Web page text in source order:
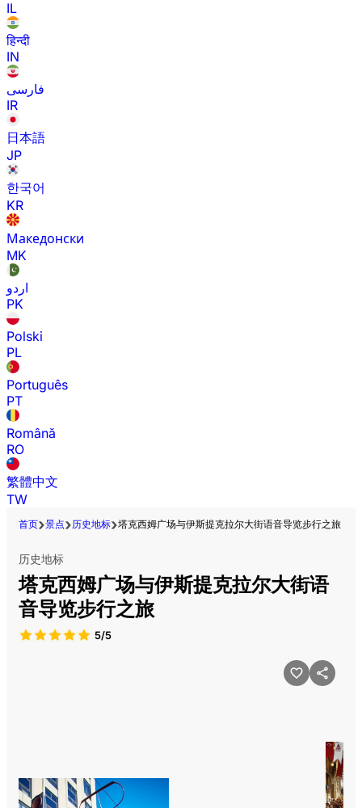
IL
हिन्दी
IN
فارسی
IR
日本語
JP
한국어
KR
Македонски
MK
اردو
PK
Polski
PL
Português
PT
Română
RO
繁體中文
TW
首页 景点 历史地标 塔克西姆广场与伊斯提克拉尔大街语音导览步行之旅
历史地标
塔克西姆广场与伊斯提克拉尔大街语
音导览步行之旅
5/5